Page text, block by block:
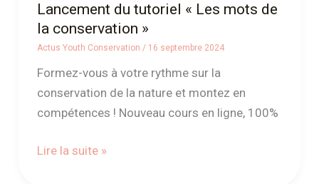
Lancement du tutoriel « Les mots de
la conservation »
Actus Youth Conservation / 16 septembre 2024
Formez-vous à votre rythme sur la
conservation de la nature et montez en
compétences ! Nouveau cours en ligne, 100%
Lire la suite »